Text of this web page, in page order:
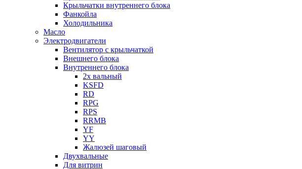
Крыльчатки внутреннего блока
Фанкойла
Холодильника
Масло
Электродвигатели
Вентилятор с крыльчаткой
Внешнего блока
Внутреннего блока
2х вальный
KSFD
RD
RPG
RPS
RRMB
YF
YY
Жалюзей шаговый
Двухвальные
Для витрин